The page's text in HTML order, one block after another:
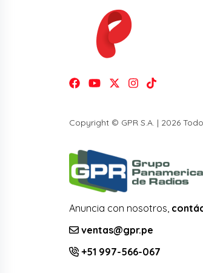
Copyright © GPR S.A. | 2026
Anuncia con nosotros,
ventas@gpr.pe
+51 997-566-067